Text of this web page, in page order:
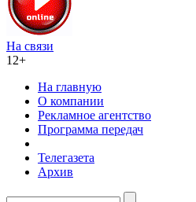
На связи
12+
На главную
О компании
Рекламное агентство
Программа передач
Телегазета
Архив